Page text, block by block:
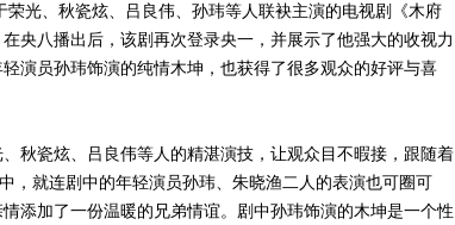
、秋瓷炫、吕良伟、孙玮等人联袂主演的电视剧《木府
央八播出后，该剧再次登录央一，并展示了他强大的收视力
演员孙玮饰演的纯情木坤，也获得了很多观众的好评与喜
瓷炫、吕良伟等人的精湛演技，让观众目不暇接，跟随着
，就连剧中的年轻演员孙玮、朱晓渔二人的表演也可圈可
添加了一份温暖的兄弟情谊。剧中孙玮饰演的木坤是一个性